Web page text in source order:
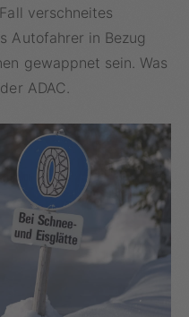
verschneites
Autofahrer in Bezug
gewappnet sein. Was
ADAC.